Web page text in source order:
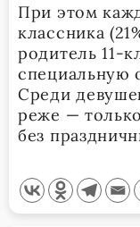
При этом
классника
родитель 11-
специальную
Среди
реже —
без